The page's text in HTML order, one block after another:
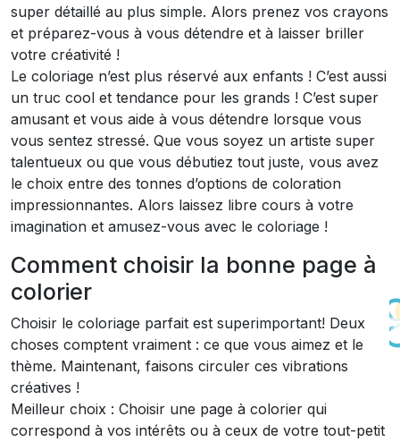
super détaillé au plus simple. Alors prenez vos crayons
et préparez-vous à vous détendre et à laisser briller
votre créativité !
Le coloriage n’est plus réservé aux enfants ! C’est aussi
un truc cool et tendance pour les grands ! C’est super
amusant et vous aide à vous détendre lorsque vous
vous sentez stressé. Que vous soyez un artiste super
talentueux ou que vous débutiez tout juste, vous avez
le choix entre des tonnes d’options de coloration
impressionnantes. Alors laissez libre cours à votre
imagination et amusez-vous avec le coloriage !
Comment choisir la bonne page à
colorier
Choisir le coloriage parfait est superimportant! Deux
choses comptent vraiment : ce que vous aimez et le
thème. Maintenant, faisons circuler ces vibrations
créatives !
Meilleur choix : Choisir une page à colorier qui
correspond à vos intérêts ou à ceux de votre tout-petit